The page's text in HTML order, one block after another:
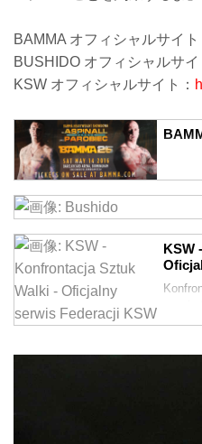
BAMMA オフィシャルサイト
BUSHIDO オフィシャルサイ
KSW オフィシャルサイト：
mma,
KSW